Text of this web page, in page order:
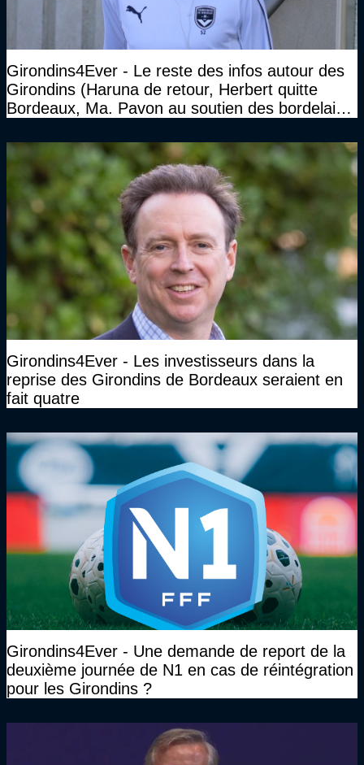
Girondins4Ever - Le reste des infos autour des
Girondins (Haruna de retour, Herbert quitte
Bordeaux, Ma. Pavon au soutien des bordelais,
Girondins4Ever - Les investisseurs dans la
reprise des Girondins de Bordeaux seraient en
fait quatre
Girondins4Ever - Une demande de report de la
deuxième journée de N1 en cas de réintégration
pour les Girondins ?